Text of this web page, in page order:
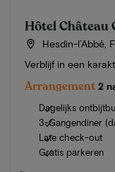
Hôtel Château
Hesdin-l’Abbé,
Verblijf in een
Arrangement 2
Dagelijks
3-Gangendiner
Late check-out
Gratis parkeren